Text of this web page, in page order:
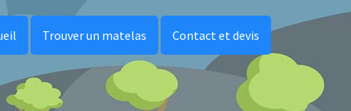
Trouver un matelas Contact et devis